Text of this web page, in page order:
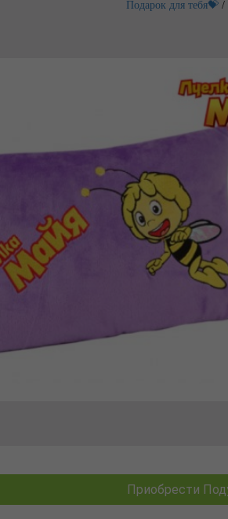
Подарок для тебя💝 /
Приобрести